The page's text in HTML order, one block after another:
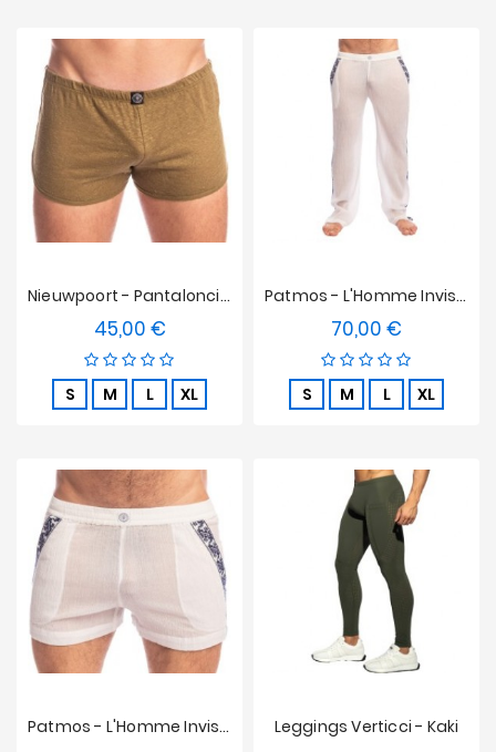
Nieuwpoort - Pantaloncini Della Libertà Olive L'Homme Invisible
45,00 €Prezzo
S M L XL
Patmos - L'Homme Invisible Con Pantaloni Ricamati
70,00 €
S M L XL
Patmos - L'Homme Invisible Pantaloncini Ricamati Leggings Verticci - Kaki